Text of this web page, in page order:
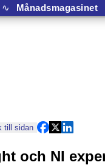
∿ Månadsmagasinet
till sidan
och NI